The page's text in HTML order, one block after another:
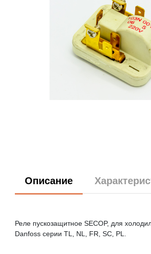
Описание
Реле пускозащитное SECOP, для
Danfoss серии TL, NL, FR, SC, PL.